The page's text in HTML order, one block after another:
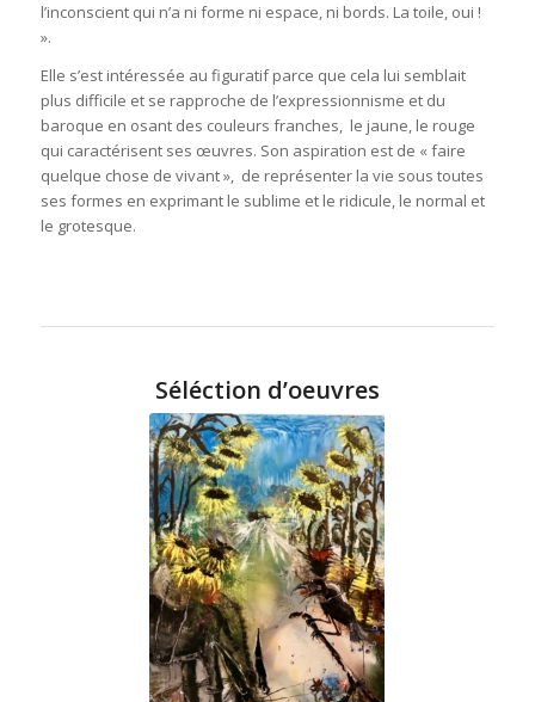
l’inconscient qui n’a ni forme ni espace, ni bords. La toile, oui !
».
Elle s’est intéressée au figuratif parce que cela lui semblait
plus difficile et se rapproche de l’expressionnisme et du
baroque en osant des couleurs franches, le jaune, le rouge
qui caractérisent ses œuvres. Son aspiration est de « faire
quelque chose de vivant », de représenter la vie sous toutes
ses formes en exprimant le sublime et le ridicule, le normal et
le grotesque.
Séléction d’oeuvres